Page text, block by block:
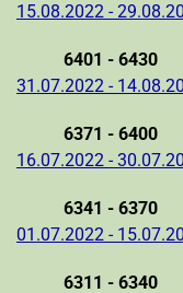
15.08.2022 -
6401 - 6430
31.07.2022 -
6371 - 6400
16.07.2022 -
6341 - 6370
01.07.2022 -
6311 - 6340